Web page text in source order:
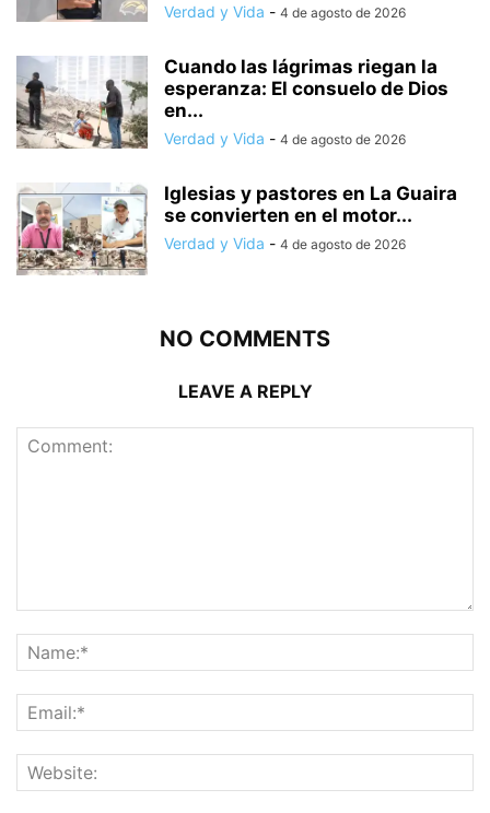
Verdad y Vida - 4 de agosto de 2026
Cuando las lágrimas riegan la
esperanza: El consuelo de Dios
en...
Verdad y Vida - 4 de agosto de 2026
Iglesias y pastores en La Guaira
se convierten en el motor...
Verdad y Vida - 4 de agosto de 2026
NO COMMENTS
LEAVE A REPLY